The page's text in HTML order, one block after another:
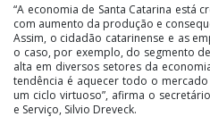
“A economia de Santa Catarina está
com aumento da produção e
Assim, o cidadão catarinense e as
o caso, por exemplo, do segmento
alta em diversos setores da
tendência é aquecer todo o
um ciclo virtuoso”, afirma o
e Serviço, Silvio Dreveck.